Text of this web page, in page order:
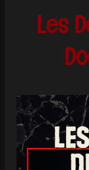
Les